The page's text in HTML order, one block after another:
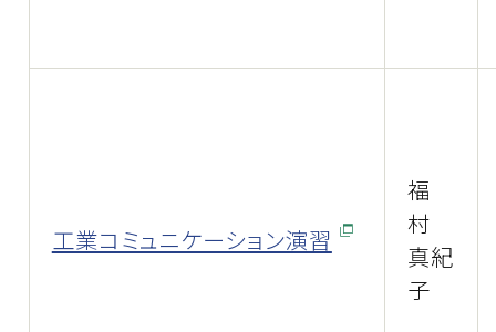
工業コミュニケーション演習
福
村
真紀
子